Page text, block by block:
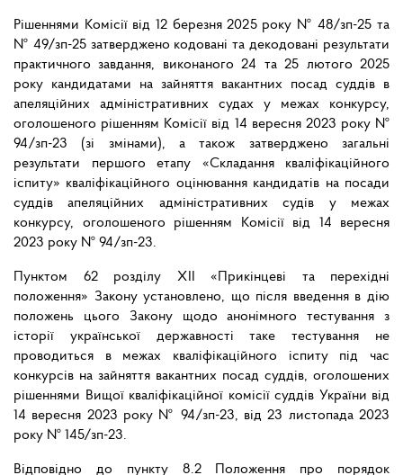
Рішеннями Комісії від 12 березня 2025 року № 48/зп-25 та
№ 49/зп-25 затверджено кодовані та декодовані результати
практичного завдання, виконаного 24 та 25 лютого 2025
року кандидатами на зайняття вакантних посад суддів в
апеляційних адміністративних судах у межах конкурсу,
оголошеного рішенням Комісії від 14 вересня 2023 року №
94/зп-23 (зі змінами), а також затверджено загальні
результати першого етапу «Складання кваліфікаційного
іспиту» кваліфікаційного оцінювання кандидатів на посади
суддів апеляційних адміністративних судів у межах
конкурсу, оголошеного рішенням Комісії від 14 вересня
2023 року № 94/зп-23.
Пунктом 62 розділу ХІІ «Прикінцеві та перехідні
положення» Закону установлено, що після введення в дію
положень цього Закону щодо анонімного тестування з
історії української державності таке тестування не
проводиться в межах кваліфікаційного іспиту під час
конкурсів на зайняття вакантних посад суддів, оголошених
рішеннями Вищої кваліфікаційної комісії суддів України від
14 вересня 2023 року № 94/зп-23, від 23 листопада 2023
року № 145/зп-23.
Відповідно до пункту 8.2 Положення про порядок